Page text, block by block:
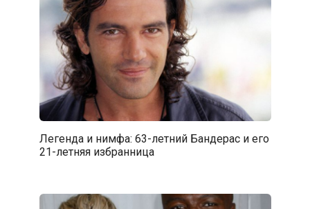
Легенда и нимфа: 63-летний Бандерас и его
21-летняя избранница